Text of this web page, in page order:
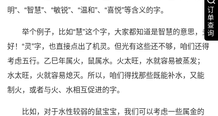
订
单
查
询
明”、“智慧”、“敏锐”、“温和”、“喜悦”等含义的字。
举个例子，比如“慧”这个字，大家都知道是智慧的意思，多
好！“灵”字，也直接点出了机灵。但光有这些还不够，咱们还得
考虑五行。乙巳年属火，鼠属水。火太旺，水就容易被蒸发；
水太旺，火就容易熄灭。所以，咱们得找那些既能补水，又能
制火，或者与火、水相互促进的字。
比如，对于水性较弱的鼠宝宝，我们可以考虑一些属金的